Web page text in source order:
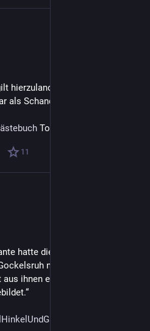
hierzulande
als Schande.“
Tod 1974
11
hatte die verkindete
nach der Eierburg bei
ihnen eine